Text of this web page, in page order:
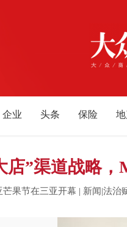
企业 头条 保险
广西 福建 重庆
黑龙江 内蒙古 游戏
店”渠道战略
芒果节在三亚开幕 | 新闻|法治